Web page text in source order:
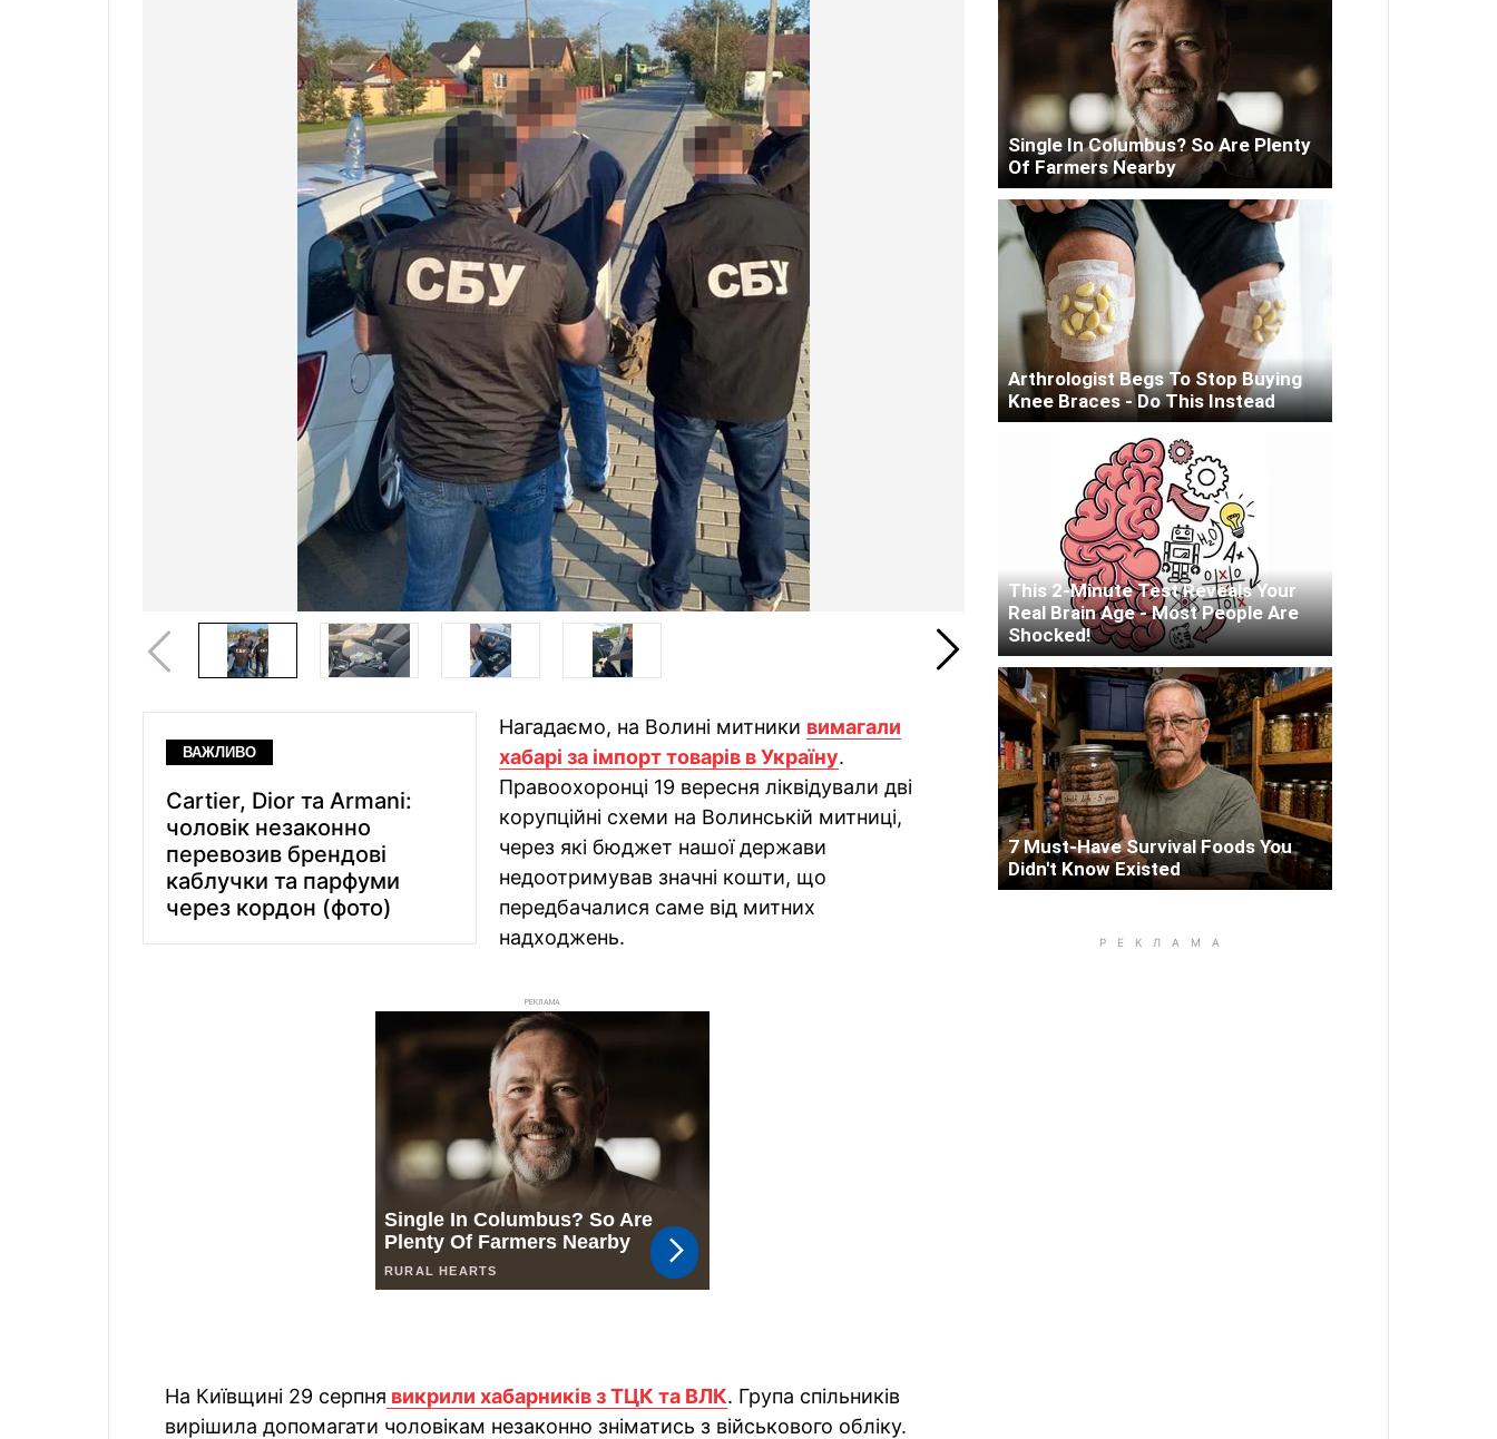
ВАЖЛИВО
Cartier, Dior та Armani:
чоловік незаконно
перевозив брендові
каблучки та парфуми
через кордон (фото)
Нагадаємо, на Волині митники вимагали
хабарі за імпорт товарів в Україну.
Правоохоронці 19 вересня ліквідували дві
корупційні схеми на Волинській митниці,
через які бюджет нашої держави
недоотримував значні кошти, що
передбачалися саме від митних
надходжень.
РЕКЛАМА
На Київщині 29 серпня викрили хабарників з ТЦК та ВЛК. Група спільників
вирішила допомагати чоловікам незаконно зніматись з військового обліку.
Single In Columbus? So Are Plenty
Of Farmers Nearby
Arthrologist Begs To Stop Buying
Knee Braces - Do This Instead
This 2-Minute Test Reveals Your
Real Brain Age - Most People Are
Shocked!
7 Must-Have Survival Foods You
Didn't Know Existed